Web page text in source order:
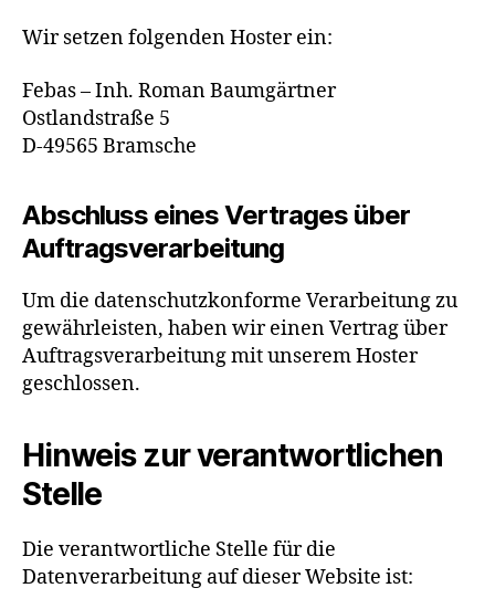
Wir setzen folgenden Hoster ein:
Febas – Inh. Roman Baumgärtner
Ostlandstraße 5
D-49565 Bramsche
Abschluss eines Vertrages über
Auftragsverarbeitung
Um die datenschutzkonforme Verarbeitung zu
gewährleisten, haben wir einen Vertrag über
Auftragsverarbeitung mit unserem Hoster
geschlossen.
Hinweis zur verantwortlichen
Stelle
Die verantwortliche Stelle für die
Datenverarbeitung auf dieser Website ist: